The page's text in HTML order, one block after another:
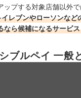
ップする対象店舗以外
イレブンやローソンなど
なら候補になるサービス
ブルペイ 一般